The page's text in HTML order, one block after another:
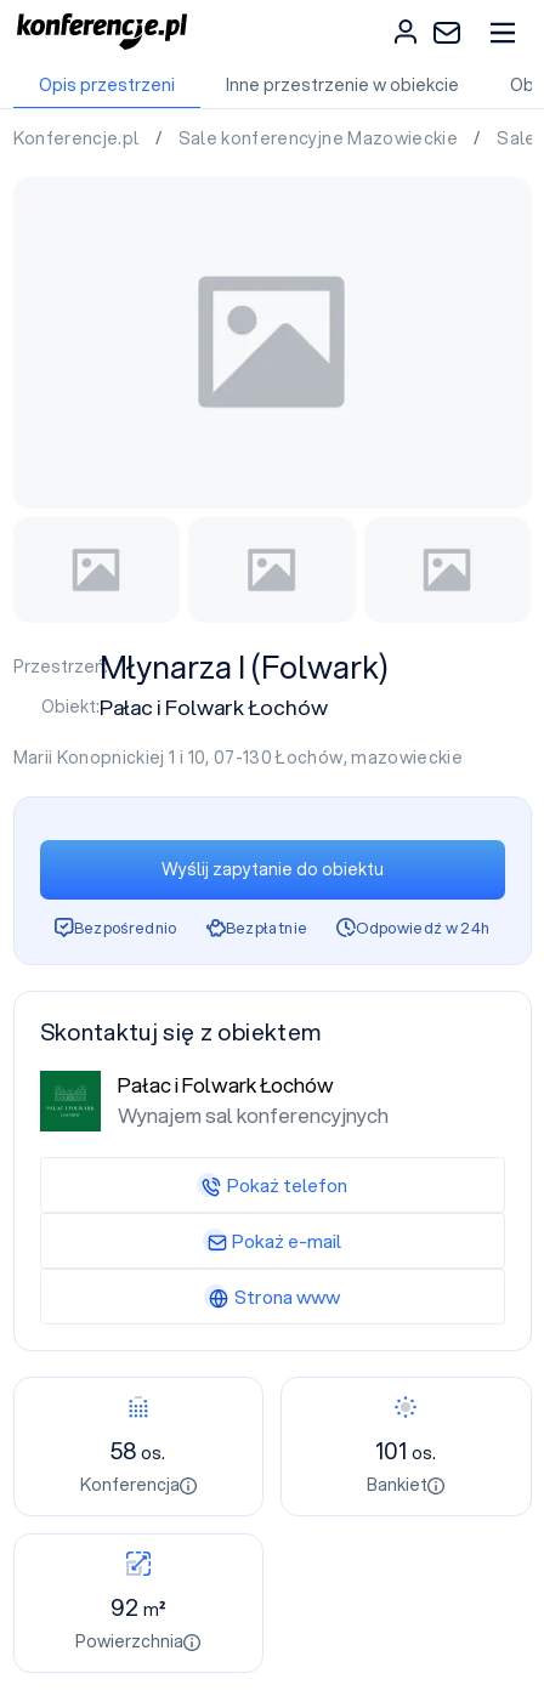
Opis przestrzeni Inne przestrzenie w obiekcie
Konferencje.pl / Sale konferencyjne Mazowieckie / Sale
Przestrzeń:Młynarza I (Folwark)
Obiekt:Pałac i Folwark Łochów
Marii Konopnickiej 1 i 10, 07-130Łochów,mazowieckie
58os.
Konferencja
101os.
Bankiet
92m²
Powierzchnia
Wyślij zapytanie do obiektu
Bezpośrednio Bezpłatnie Odpowiedź w 24h
Skontaktuj się z obiektem
Pałac i Folwark Łochów
Wynajem sal konferencyjnych
Pokaż telefon
Pokaż e-mail
Strona www